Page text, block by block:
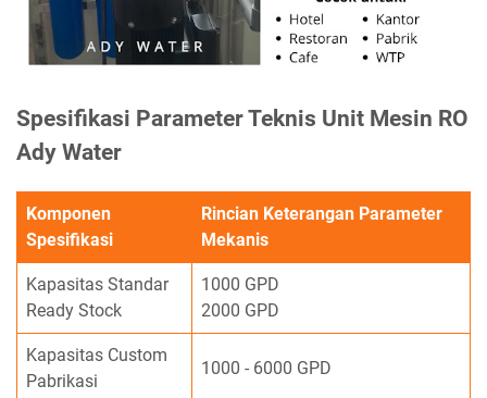
Spesifikasi Parameter Teknis Unit Mesin RO
Ady Water
Komponen
Spesifikasi
Rincian Keterangan Parameter
Mekanis
Kapasitas Standar
Ready Stock
1000 GPD
2000 GPD
Kapasitas Custom
Pabrikasi
1000 - 6000 GPD